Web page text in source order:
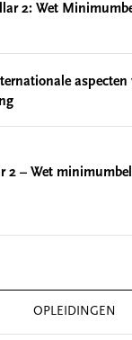
2: Wet
aspecten
2 – Wet
OPLEIDINGEN